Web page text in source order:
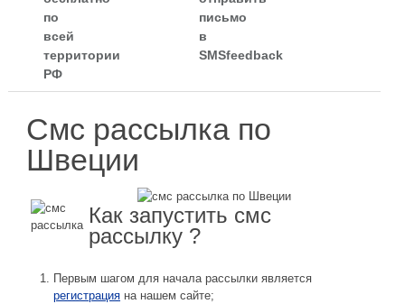
Смс рассылка по
Швеции
Как запустить смс
рассылку ?
Первым шагом для начала рассылки является
регистрация на нашем сайте;